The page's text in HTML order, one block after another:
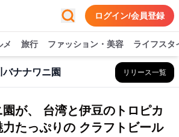
ログイン/会員登録
メ 旅行 ファッション・美容 ライフスタ
ナナワニ園 リリース一覧
が、 台湾と伊豆のトロピカ
たっぷりの クラフトビール